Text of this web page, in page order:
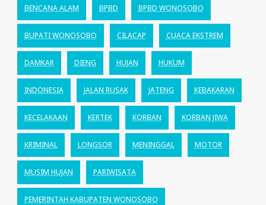
BENCANA ALAM BPBD BPBD WONOSOBO
BUPATI WONOSOBO CILACAP CUACA EKSTREM
DAMKAR DIENG HUJAN HUKUM
INDONESIA JALAN RUSAK JATENG KEBAKARAN
KECELAKAAN KERTEK KORBAN KORBAN JIWA
KRIMINAL LONGSOR MENINGGAL MOTOR
MUSIM HUJAN PARIWISATA
PEMERINTAH KABUPATEN WONOSOBO